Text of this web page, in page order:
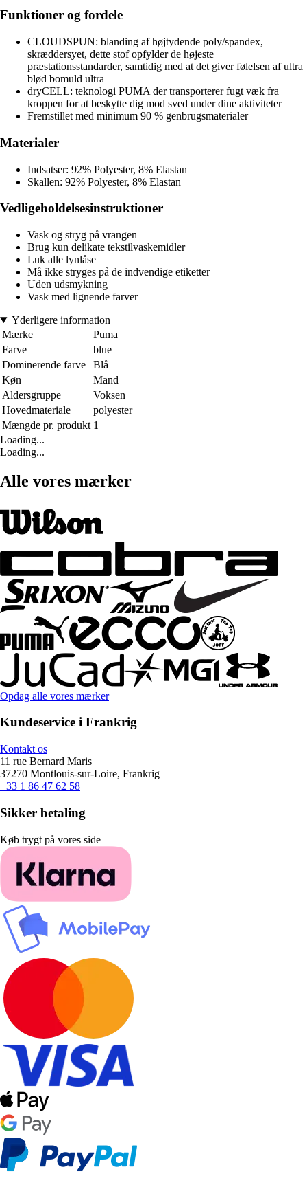
Funktioner og fordele
CLOUDSPUN: blanding af højtydende poly/spandex,
skræddersyet, dette stof opfylder de højeste
præstationsstandarder, samtidig med at det giver følelsen af ultra
blød bomuld ultra
dryCELL: teknologi PUMA der transporterer fugt væk fra
kroppen for at beskytte dig mod sved under dine aktiviteter
Fremstillet med minimum 90 % genbrugsmaterialer
Materialer
Indsatser: 92% Polyester, 8% Elastan
Skallen: 92% Polyester, 8% Elastan
Vedligeholdelsesinstruktioner
Vask og stryg på vrangen
Brug kun delikate tekstilvaskemidler
Luk alle lynlåse
Må ikke stryges på de indvendige etiketter
Uden udsmykning
Vask med lignende farver
Yderligere information
Mærke
Puma
Farve
blue
Dominerende farve
Blå
Køn
Mand
Aldersgruppe
Voksen
Hovedmateriale
polyester
Mængde pr. produkt 1
Loading...
Loading...
Alle vores mærker
Opdag alle vores mærker
Kundeservice i Frankrig
Kontakt os
11 rue Bernard Maris
37270 Montlouis-sur-Loire, Frankrig
+33 1 86 47 62 58
Sikker betaling
Køb trygt på vores side